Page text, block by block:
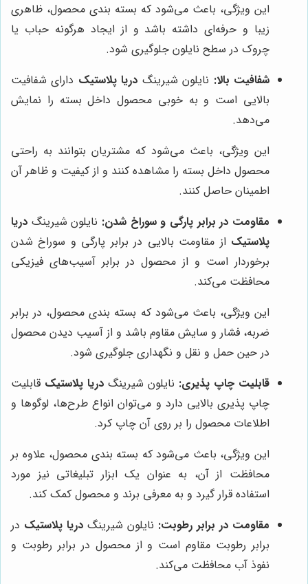
این ویژگی، باعث می‌شود که بسته بندی محصول، ظاهری
زیبا و حرفه‌ای داشته باشد و از ایجاد هرگونه حباب یا
چروک در سطح نایلون جلوگیری شود.
شفافیت بالا: نایلون شیرینگ دریا پلاستیک دارای شفافیت
بالایی است و به خوبی محصول داخل بسته را نمایش
می‌دهد.
این ویژگی، باعث می‌شود که مشتریان بتوانند به راحتی
محصول داخل بسته را مشاهده کنند و از کیفیت و ظاهر آن
اطمینان حاصل کنند.
مقاومت در برابر پارگی و سوراخ شدن: نایلون شیرینگ دریا
پلاستیک از مقاومت بالایی در برابر پارگی و سوراخ شدن
برخوردار است و از محصول در برابر آسیب‌های فیزیکی
محافظت می‌کند.
این ویژگی، باعث می‌شود که بسته بندی محصول، در برابر
ضربه، فشار و سایش مقاوم باشد و از آسیب دیدن محصول
در حین حمل و نقل و نگهداری جلوگیری شود.
قابلیت چاپ پذیری: نایلون شیرینگ دریا پلاستیک قابلیت
چاپ پذیری بالایی دارد و می‌توان انواع طرح‌ها، لوگوها و
اطلاعات محصول را بر روی آن چاپ کرد.
این ویژگی، باعث می‌شود که بسته بندی محصول، علاوه بر
محافظت از آن، به عنوان یک ابزار تبلیغاتی نیز مورد
استفاده قرار گیرد و به معرفی برند و محصول کمک کند.
مقاومت در برابر رطوبت: نایلون شیرینگ دریا پلاستیک در
برابر رطوبت مقاوم است و از محصول در برابر رطوبت و
نفوذ آب محافظت می‌کند.